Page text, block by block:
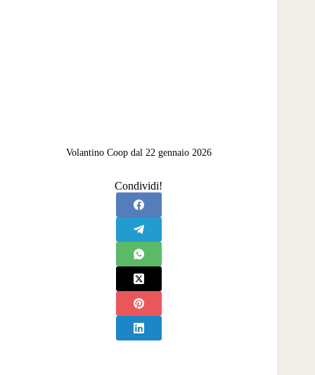
Volantino Coop dal 22 gennaio 2026
Condividi!